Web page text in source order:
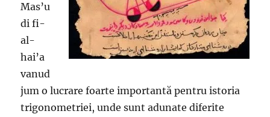
Mas’u
di fi-
al-
hai’a
vanud
jum o lucrare foarte importantă pentru istoria
trigonometriei, unde sunt adunate diferite